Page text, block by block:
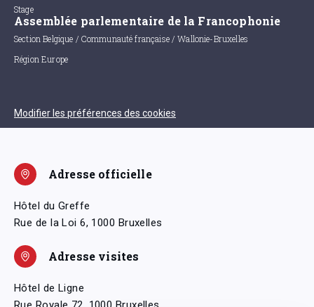
Stage
Assemblée parlementaire de la Francophonie
Section Belgique / Communauté française / Wallonie-Bruxelles
Région Europe
Modifier les préférences des cookies
Adresse officielle
Hôtel du Greffe
Rue de la Loi 6, 1000 Bruxelles
Adresse visites
Hôtel de Ligne